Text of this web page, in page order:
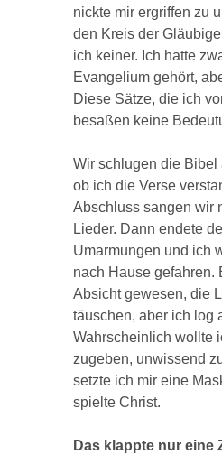
nickte mir ergriffen zu
den Kreis der
ich keiner. Ich hatte
Evangelium gehört,
Diese Sätze, die ich
besaßen keine
Wir schlugen die Bibel
ob ich die Verse
Abschluss sangen wir
Lieder. Dann endete
Umarmungen und ich
nach Hause gefahren.
Absicht gewesen, die
täuschen, aber ich log
Wahrscheinlich wollte
zugeben, unwissend
setzte ich mir eine
spielte Christ.
Das klappte nur eine